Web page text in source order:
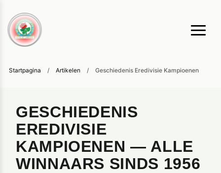
Startpagina / Artikelen / Geschiedenis Eredivisie Kampioenen
GESCHIEDENIS
EREDIVISIE
KAMPIOENEN — ALLE
WINNAARS SINDS 1956